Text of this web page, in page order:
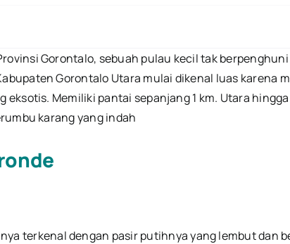
Gorontalo, sebuah pulau kecil tak
Gorontalo Utara mulai dikenal luas karena
eksotis. Memiliki pantai sepanjang 1 km. Utara
karang yang indah
terkenal dengan pasir putihnya yang lembut dan